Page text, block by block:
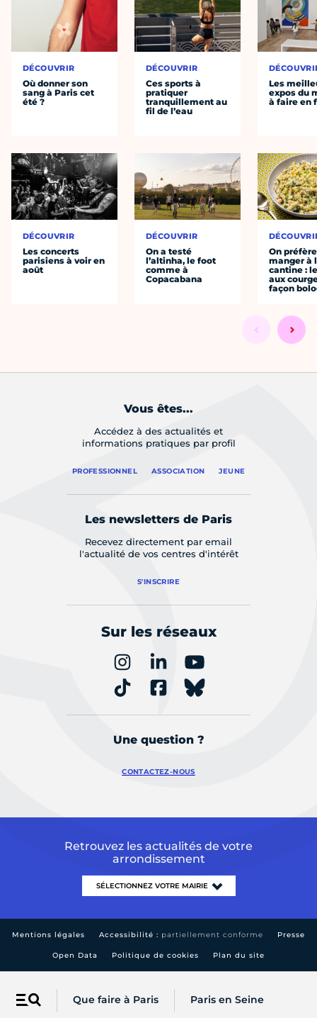
Menu Que faire à Paris Paris en Seine
DÉCOUVRIR
Où donner son
sang à Paris cet
été ?
DÉCOUVRIR
Les concerts
parisiens à voir en
août
DÉCOUVRIR
Ces sports à
pratiquer
tranquillement au
fil de l’eau
DÉCOUVRIR
On a testé
l’altinha, le foot
comme à
Copacabana
Les
expos du
à faire en
On préfère
manger à
cantine :
aux
façon
Vous êtes...
Accédez à des actualités et
informations pratiques par profil
PROFESSIONNEL ASSOCIATION JEUNE
Les newsletters de Paris
Recevez directement par email
l'actualité de vos centres d'intérêt
S'INSCRIRE
Sur les réseaux
Une question ?
CONTACTEZ-NOUS
Retrouvez les actualités de votre
arrondissement
Mentions légales Accessibilité : partiellement conforme Presse
Open Data Politique de cookies Plan du site